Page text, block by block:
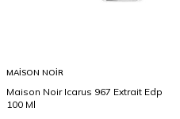
MAISON NOIR
Maison Noir Icarus 967 Extrait Edp
100 Ml